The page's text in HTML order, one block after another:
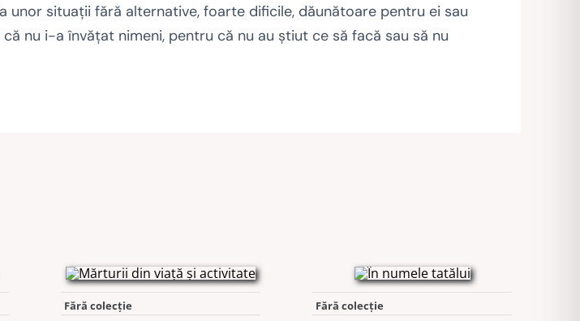
unor situaţii fără alternative, foarte dificile, dăunătoare pentru ei sau
nu i-a învăţat nimeni, pentru că nu au ştiut ce să facă sau să nu
Fără colecție Fără colecție